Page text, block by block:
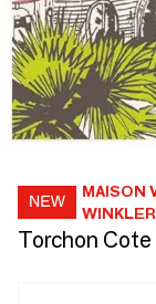
MAISON
WINKLER
Torchon